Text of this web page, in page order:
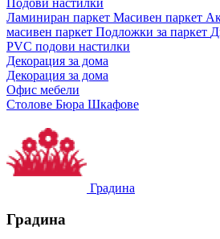
Подови настилки
Ламиниран паркет Масивен паркет
масивен паркет Подложки за паркет
PVC подови настилки
Декорация за дома
Декорация за дома
Офис мебели
Столове Бюра Шкафове
Градина
Градина